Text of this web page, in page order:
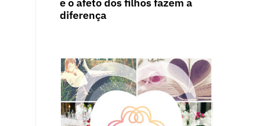
e o afeto dos filhos fazem a
diferença